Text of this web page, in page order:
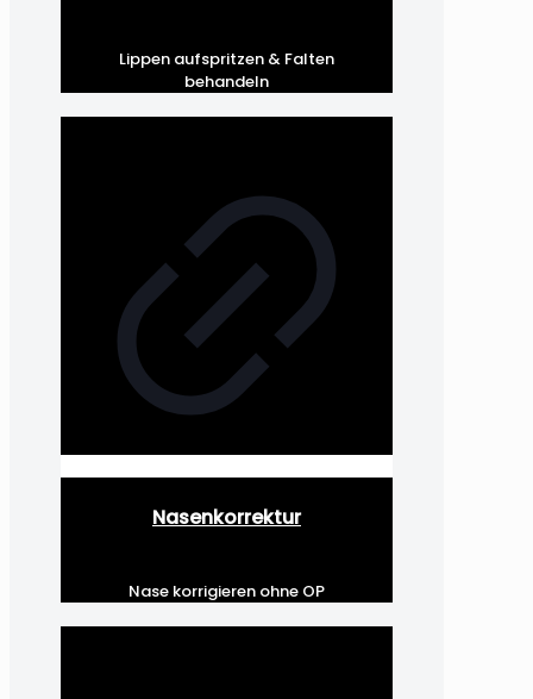
Lippen aufspritzen & Falten
behandeln
Nasenkorrektur
Nase korrigieren ohne OP